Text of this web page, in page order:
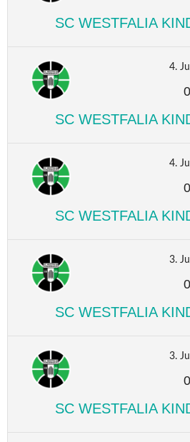
SC WESTFALIA
4.
SC WESTFALIA
4.
SC WESTFALIA
3.
SC WESTFALIA
3.
SC WESTFALIA